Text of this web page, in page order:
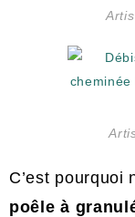
C’est pourquoi
poêle à